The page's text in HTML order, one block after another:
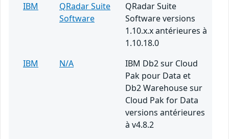
IBM
QRadar Suite
Software
QRadar Suite
Software versions
1.10.x.x antérieures à
1.10.18.0
IBM
N/A
IBM Db2 sur Cloud
Pak pour Data et
Db2 Warehouse sur
Cloud Pak for Data
versions antérieures
à v4.8.2